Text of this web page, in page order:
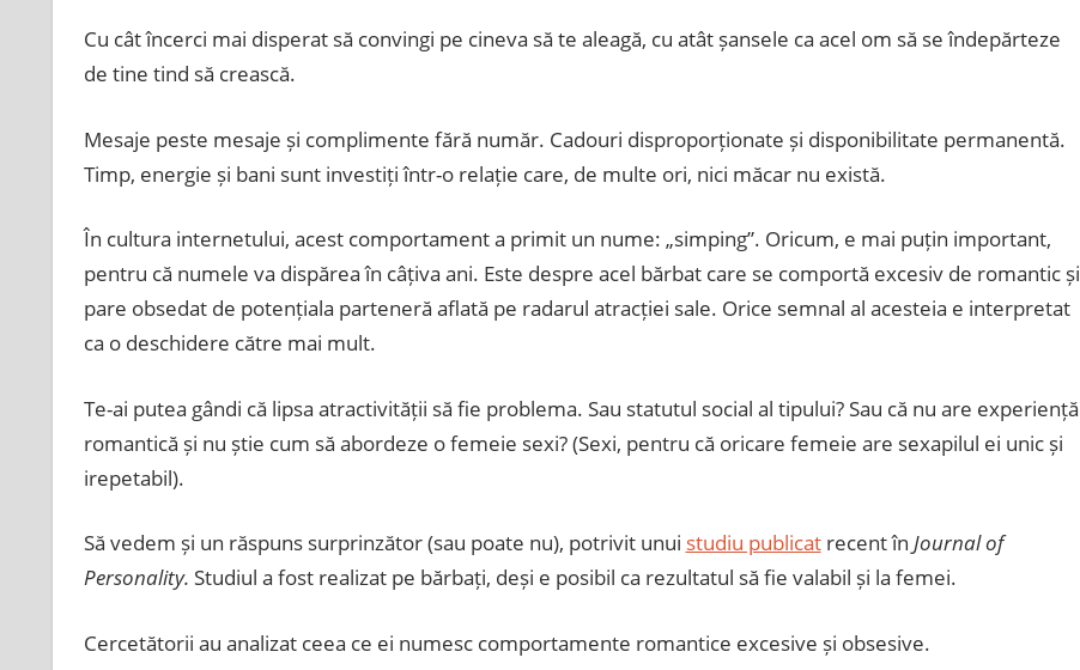
Cu cât încerci mai disperat să convingi pe cineva să te aleagă, cu atât șansele ca acel om să se îndepărteze
de tine tind să crească.
Mesaje peste mesaje și complimente fără număr. Cadouri disproporționate și disponibilitate permanentă.
Timp, energie și bani sunt investiți într-o relație care, de multe ori, nici măcar nu există.
În cultura internetului, acest comportament a primit un nume: „simping”. Oricum, e mai puțin important,
pentru că numele va dispărea în câțiva ani. Este despre acel bărbat care se comportă excesiv de romantic și
pare obsedat de potențiala parteneră aflată pe radarul atracției sale. Orice semnal al acesteia e interpretat
ca o deschidere către mai mult.
Te-ai putea gândi că lipsa atractivității să fie problema. Sau statutul social al tipului? Sau că nu are experiență
romantică și nu știe cum să abordeze o femeie sexi? (Sexi, pentru că oricare femeie are sexapilul ei unic și
irepetabil).
Să vedem și un răspuns surprinzător (sau poate nu), potrivit unui studiu publicatrecent în Journal of
Personality. Studiul a fost realizat pe bărbați, deși e posibil ca rezultatul să fie valabil și la femei.
Cercetătorii au analizat ceea ce ei numesc comportamente romantice excesive și obsesive.